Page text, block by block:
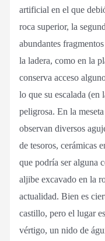
artificial en el que
roca superior, la
abundantes
la ladera, como en la
conserva acceso
lo que su escalada (en
peligrosa. En la
observan diversos
de tesoros, cerámicas
que podría ser alguna
aljibe excavado en la
actualidad. Bien es
castillo, pero el lugar
vértigo, un nido de